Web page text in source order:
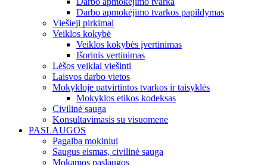
Darbo apmokėjimo tvarkos papildymas
Viešieji pirkimai
Veiklos kokybė
Veiklos kokybės įvertinimas
Išorinis vertinimas
Lėšos veiklai viešinti
Laisvos darbo vietos
Mokykloje patvirtintos tvarkos ir taisyklės
Mokyklos etikos kodeksas
Civilinė sauga
Konsultavimasis su visuomene
PASLAUGOS
Pagalba mokiniui
Saugus eismas, civilinė sauga
Mokamos paslaugos